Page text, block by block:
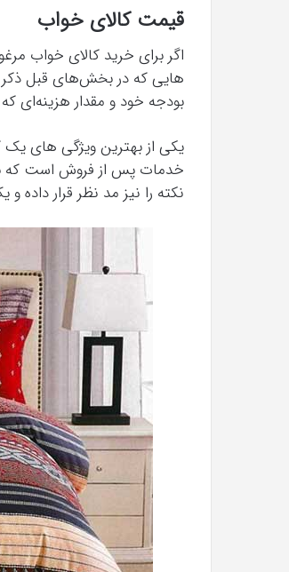
قیمت کالای خواب
اگر برای خرید کالای خواب
هایی که در بخش‌های قبل ذکر
بودجه خود و مقدار هزینه‌ای
یکی از بهترین ویژگی‌ های یک
خدمات پس از فروش است که
نکته را نیز مد نظر قرار